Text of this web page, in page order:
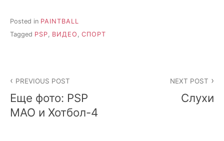
Posted in PAINTBALL
Tagged PSP, ВИДЕО , СПОРТ
navigation
PREVIOUS POST
Еще фото: PSP
MAO и Хотбол-4
NEXT POST
Слухи